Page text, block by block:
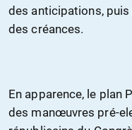
des anticipations,
des créances.
En apparence, le plan
des manœuvres pré-